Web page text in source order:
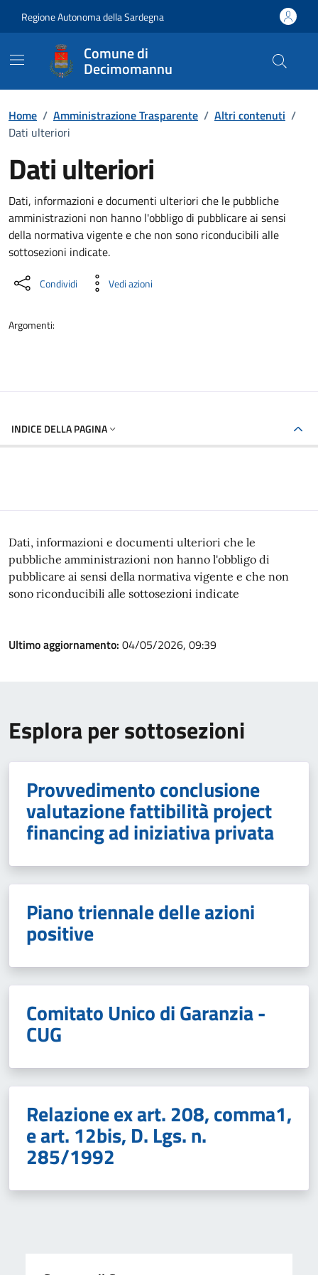
Regione Autonoma della Sardegna
Comune di
Decimomannu
Home / Amministrazione Trasparente / Altri contenuti /
Dati ulteriori
Dati ulteriori
Dettaglio Amministrazione Trasparente
Dati, informazioni e documenti ulteriori che le pubbliche
amministrazioni non hanno l'obbligo di pubblicare ai sensi
della normativa vigente e che non sono riconducibili alle
sottosezioni indicate.
Condividi Vedi azioni
Argomenti:
INDICE DELLA PAGINA
Dati, informazioni e documenti ulteriori che le
pubbliche amministrazioni non hanno l'obbligo di
pubblicare ai sensi della normativa vigente e che non
sono riconducibili alle sottosezioni indicate
Ultimo aggiornamento: 04/05/2026, 09:39
Esplora per sottosezioni
Provvedimento conclusione
valutazione fattibilità project
financing ad iniziativa privata
Piano triennale delle azioni
positive
Comitato Unico di Garanzia -
CUG
Relazione ex art. 208, comma1,
e art. 12bis, D. Lgs. n.
285/1992